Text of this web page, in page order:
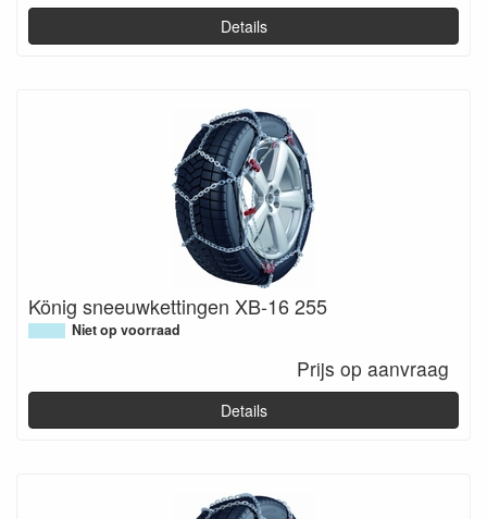
Details
König sneeuwkettingen XB-16 255
Niet op voorraad
Prijs op aanvraag
Details